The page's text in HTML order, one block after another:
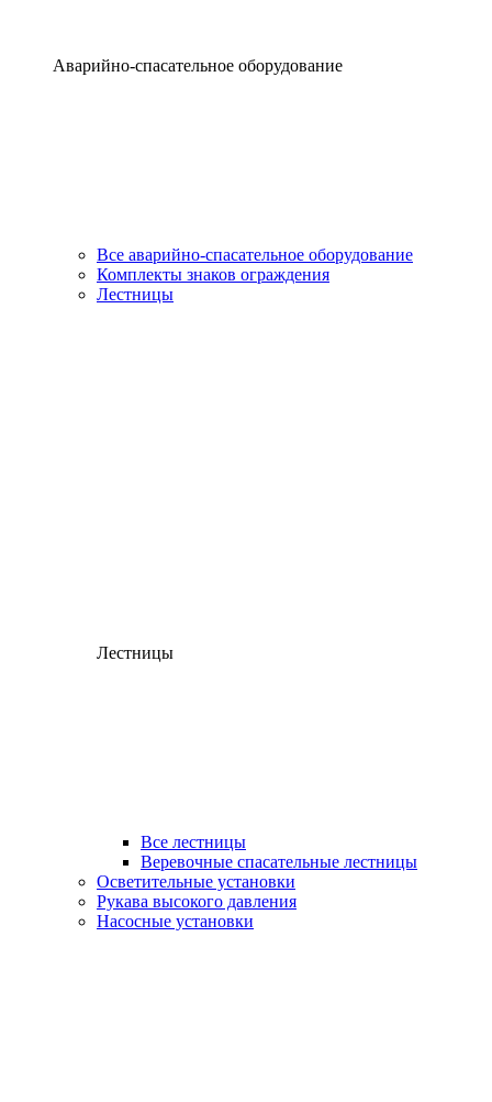
Аварийно-спасательное оборудование
Все аварийно-спасательное оборудование
Комплекты знаков ограждения
Лестницы
Лестницы
Все лестницы
Веревочные спасательные лестницы
Осветительные установки
Рукава высокого давления
Насосные установки